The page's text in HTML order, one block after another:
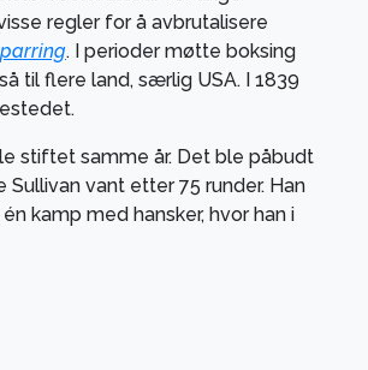
regler for å avbrutalisere
. I perioder møtte boksing
til flere land, særlig USA. I 1839
stiftet samme år. Det ble påbudt
vant etter 75 runder. Han
kamp med hansker, hvor han i